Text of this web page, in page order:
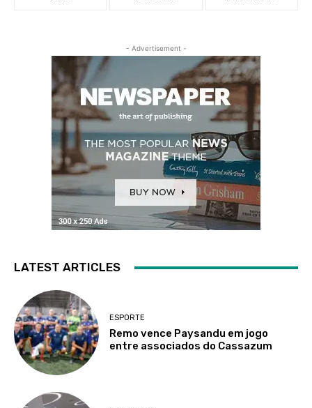
- Advertisement -
LATEST ARTICLES
ESPORTE
Remo vence Paysandu em jogo
entre associados do Cassazum